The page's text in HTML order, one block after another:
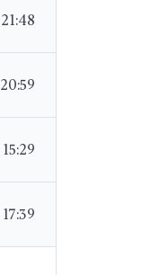
21:48
20:59
15:29
17:39